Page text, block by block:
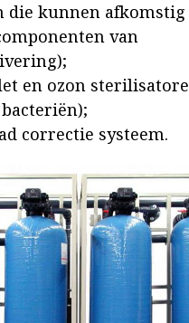
die kunnen
van
en ozon
correctie systeem.